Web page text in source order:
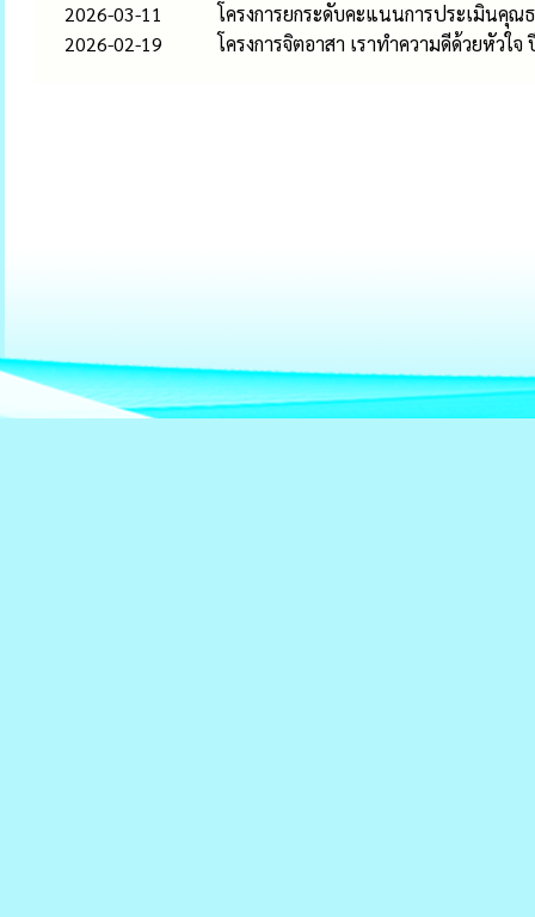
2026-03-11
โครงการยกระดับคะแนนการประเมินคุ
2026-02-19
โครงการจิตอาสา เราทำความดีด้วยหัวใ